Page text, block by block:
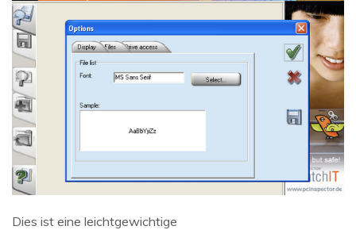
Dies ist eine leichtgewichtige